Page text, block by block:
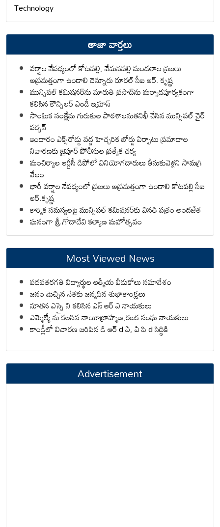
Technology
తాజా వార్తలు
వర్షాల నేపథ్యంలో కోటపల్లి, వేమనపల్లి మండలాల ప్రజలు
అప్రమత్తంగా ఉండాలి చెన్నూరు రూరల్ సీఐ ఆర్. కృష్ణ
మున్సిపల్ కమిషనర్‌ను మారుతి ప్రసాద్‌ను మర్యాదపూర్వకంగా
కలిసిన కౌన్సిలర్ ఎండీ ఇమ్రాన్ ​
సాంఘిక సంక్షేమ గురుకుల పాఠశాలనుతనిఖీ చేసిన మున్సిపల్ చైర్
పర్సన్
ఇందారం ఎక్స్‌రోడ్డు వద్ద హెచ్చరిక బోర్డు ఏర్పాటు ప్రమాదాల
నివారణకు జైపూర్ పోలీసుల ప్రత్యేక చర్య
మంచిర్యాల ఆర్టీసీ డిపోలో వినియోగదారులు తీసుకువెళ్లని సామగ్రి
వేలం
భారీ వర్షాల నేపథ్యంలో ప్రజలు అప్రమత్తంగా ఉండాలి కోటపల్లి సీఐ
ఆర్.కృష్ణ
కార్మిక సమస్యలపై మున్సిపల్ కమిషనర్‌కు వినతి పత్రం అందజేత
ఘనంగా శ్రీ గోదాదేవి కల్యాణ మహోత్సవం
Most Viewed News
పదవతరగతి విద్యార్థుల ఆత్మీయ వీడుకోలు సమావేశం
జనం మెచ్చిన నేతకు జన్మదిన శుభాకాంక్షలు
నూతన ఎస్సై ని కలిసిన ఎస్ ఆర్ ఎ నాయకులు
ఎమ్మెల్యే ను కలసిన నాయీబ్రాహ్మణ,రజక సంఘ నాయకులు
కాండ్లీలో విచారణ జరిపిన డి ఆర్ d ఏ, ఏ పి d సిద్ధికి
Advertisement